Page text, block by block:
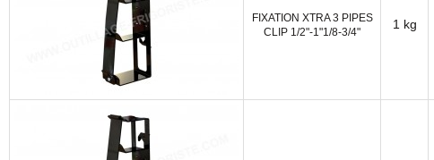
FIXATION XTRA 3 PIPES
CLIP 1/2"-1"1/8-3/4"
1 kg